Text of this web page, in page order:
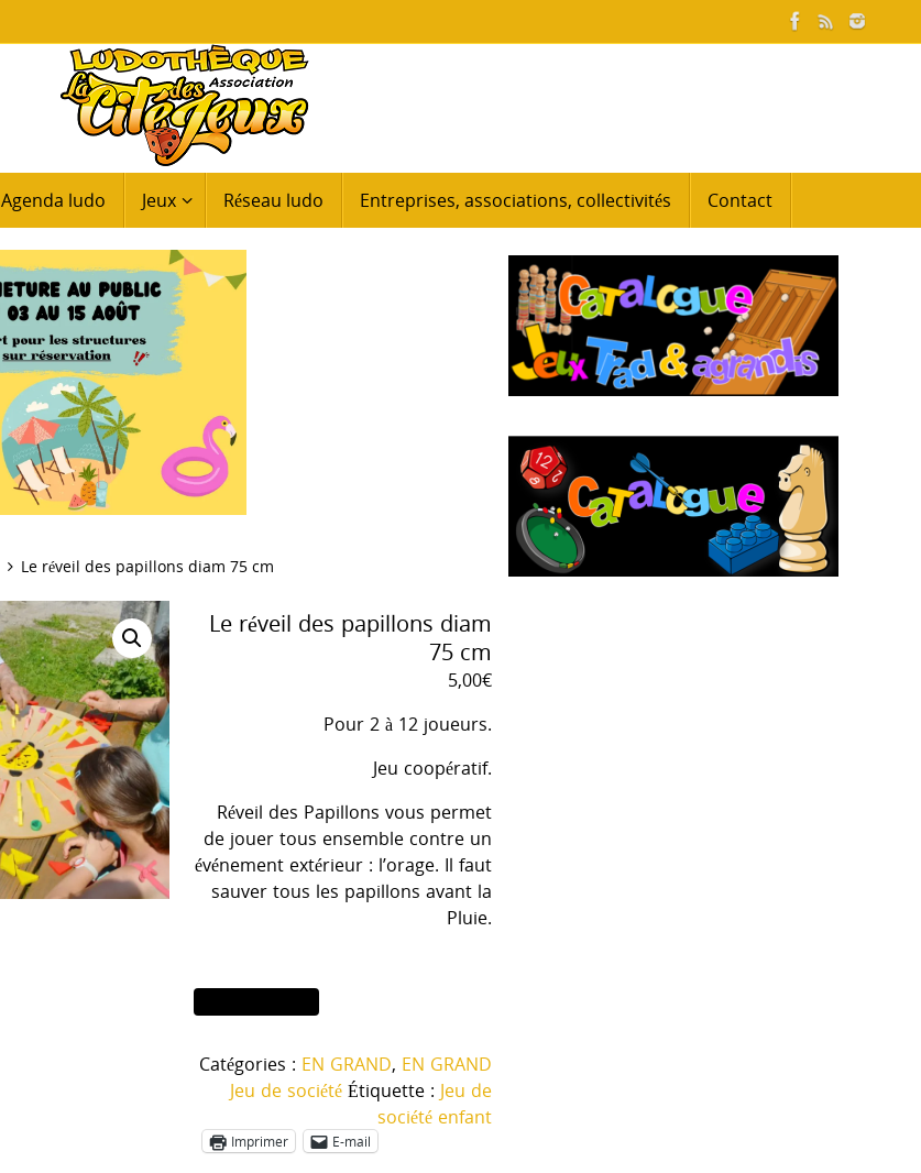
Agenda ludo Jeux Réseau ludo Entreprises, associations, collectivités Contact
Le réveil des papillons diam 75 cm
Le réveil des papillons diam
75 cm
5,00€
Pour 2 à 12 joueurs.
Jeu coopératif.
Réveil des Papillons vous permet
de jouer tous ensemble contre un
événement extérieur : l’orage. Il faut
sauver tous les papillons avant la
Pluie.
Le
réveil
papillons
diam
Catégories : EN GRAND, EN GRAND
Jeu de société Étiquette : Jeu de
société enfant
Imprimer E-mail